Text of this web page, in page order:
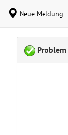
Neue Meldung